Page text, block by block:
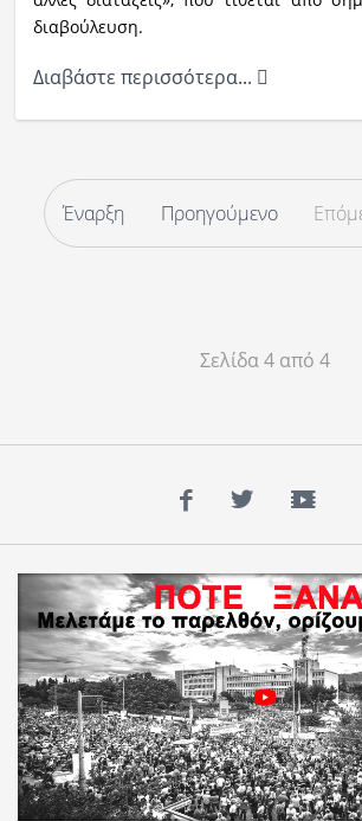
διαβούλευση.
Διαβάστε περισσότερα...
Έναρξη Προηγούμενο
Σελίδα 4 από 4
Facebook
Twitter